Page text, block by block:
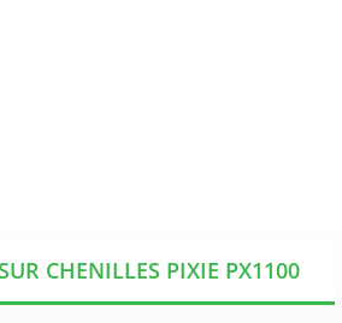
CHENILLES PIXIE PX1100